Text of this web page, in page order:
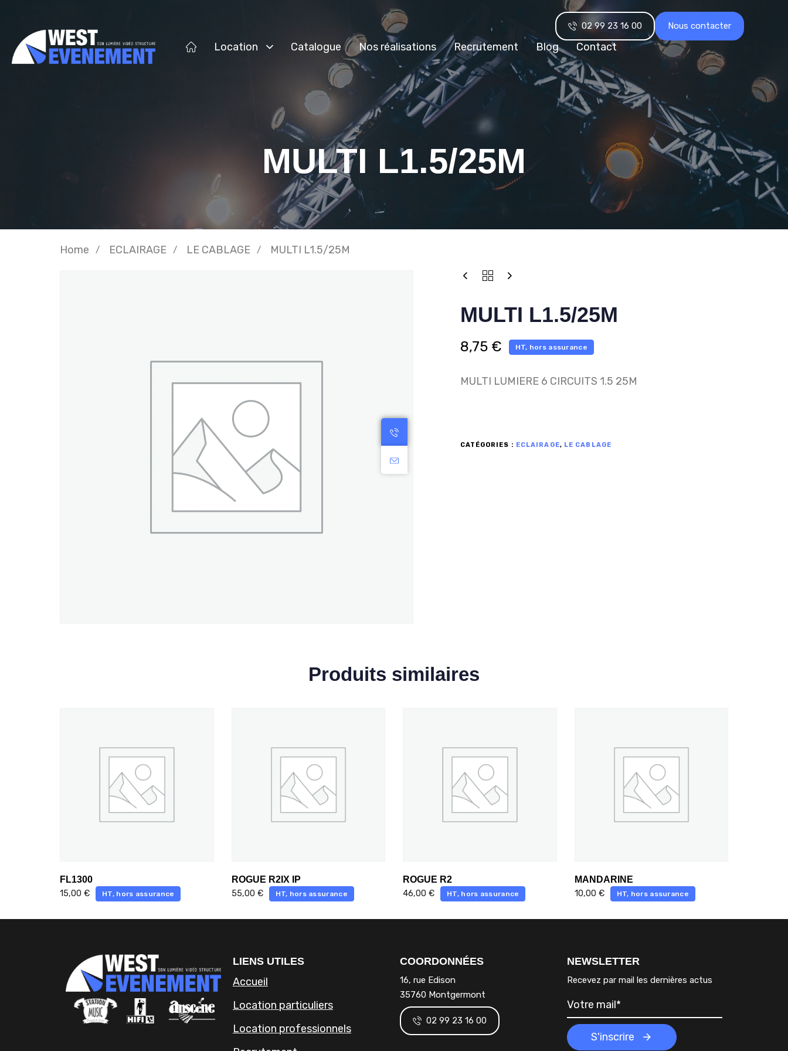
Location Catalogue Nos réalisations Recrutement Blog Contact
02 99 23 16 00 Nous contacter
MULTI L1.5/25M
Home ECLAIRAGE LE CABLAGE MULTI L1.5/25M
MULTI L1.5/25M
8,75 € HT, hors assurance
MULTI LUMIERE 6 CIRCUITS 1.5 25M
CATÉGORIES : ECLAIRAGE, LE CABLAGE
Produits similaires
FL1300
15,00 € HT, hors assurance
ROGUE R2IX IP
55,00 € HT, hors assurance
ROGUE R2
46,00 € HT, hors assurance
MANDARINE
10,00 € HT, hors assurance
LIENS UTILES
Accueil
Location particuliers
Location professionnels
COORDONNÉES
16, rue Edison
35760 Montgermont
02 99 23 16 00
NEWSLETTER
Recevez par mail les dernières actus
S'inscrire